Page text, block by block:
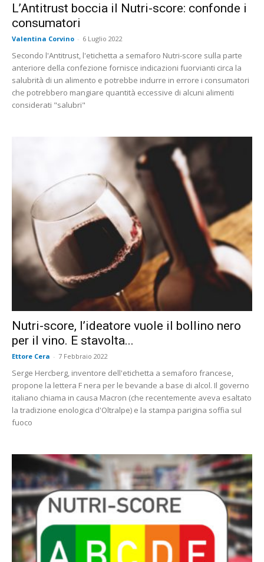
L’Antitrust boccia il Nutri-score: confonde i
consumatori
Valentina Corvino - 6 Luglio 2022
Secondo l'Antitrust, l'etichetta a semaforo Nutri-score sulla parte
anteriore della confezione fornisce indicazioni fuorvianti circa la
salubrità di un alimento e potrebbe indurre in errore i consumatori
che potrebbero mangiare quantità eccessive di alcuni alimenti
considerati "salubri"
Nutri-score, l’ideatore vuole il bollino nero
per il vino. E stavolta...
Ettore Cera - 7 Febbraio 2022
Serge Hercberg, inventore dell'etichetta a semaforo francese,
propone la lettera F nera per le bevande a base di alcol. Il governo
italiano chiama in causa Macron (che recentemente aveva esaltato
la tradizione enologica d'Oltralpe) e la stampa parigina soffia sul
fuoco